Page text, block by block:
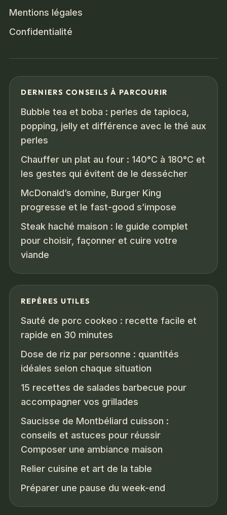
Mentions légales
Confidentialité
DERNIERS CONSEILS À PARCOURIR
Bubble tea et boba : perles de tapioca,
popping, jelly et différence avec le thé aux
perles
Chauffer un plat au four : 140°C à 180°C et
les gestes qui évitent de le dessécher
McDonald’s domine, Burger King
progresse et le fast-good s’impose
Steak haché maison : le guide complet
pour choisir, façonner et cuire votre
viande
REPÈRES UTILES
Sauté de porc cookeo : recette facile et
rapide en 30 minutes
Dose de riz par personne : quantités
idéales selon chaque situation
15 recettes de salades barbecue pour
accompagner vos grillades
Saucisse de Montbéliard cuisson :
conseils et astuces pour réussir
Composer une ambiance maison
Relier cuisine et art de la table
Préparer une pause du week-end